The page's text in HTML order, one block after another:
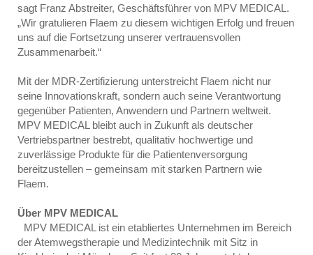
sagt Franz Abstreiter, Geschäftsführer von MPV MEDICAL.
„Wir gratulieren Flaem zu diesem wichtigen Erfolg und freuen
uns auf die Fortsetzung unserer vertrauensvollen
Zusammenarbeit.“
Mit der MDR-Zertifizierung unterstreicht Flaem nicht nur
seine Innovationskraft, sondern auch seine Verantwortung
gegenüber Patienten, Anwendern und Partnern weltweit.
MPV MEDICAL bleibt auch in Zukunft als deutscher
Vertriebspartner bestrebt, qualitativ hochwertige und
zuverlässige Produkte für die Patientenversorgung
bereitzustellen – gemeinsam mit starken Partnern wie
Flaem.
Über MPV MEDICAL
MPV MEDICAL ist ein etabliertes Unternehmen im Bereich
der Atemwegstherapie und Medizintechnik mit Sitz in